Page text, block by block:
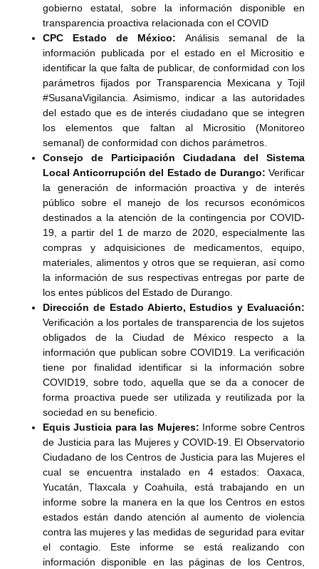
gobierno estatal, sobre la información disponible en
transparencia proactiva relacionada con el COVID
CPC Estado de México: Análisis semanal de la
información publicada por el estado en el Micrositio e
identificar la que falta de publicar, de conformidad con los
parámetros fijados por Transparencia Mexicana y Tojil
#SusanaVigilancia. Asimismo, indicar a las autoridades
del estado que es de interés ciudadano que se integren
los elementos que faltan al Micrositio (Monitoreo
semanal) de conformidad con dichos parámetros.
Consejo de Participación Ciudadana del Sistema
Local Anticorrupción del Estado de Durango: Verificar
la generación de información proactiva y de interés
público sobre el manejo de los recursos económicos
destinados a la atención de la contingencia por COVID-
19, a partir del 1 de marzo de 2020, especialmente las
compras y adquisiciones de medicamentos, equipo,
materiales, alimentos y otros que se requieran, así como
la información de sus respectivas entregas por parte de
los entes públicos del Estado de Durango.
Dirección de Estado Abierto, Estudios y Evaluación:
Verificación a los portales de transparencia de los sujetos
obligados de la Ciudad de México respecto a la
información que publican sobre COVID19. La verificación
tiene por finalidad identificar si la información sobre
COVID19, sobre todo, aquella que se da a conocer de
forma proactiva puede ser utilizada y reutilizada por la
sociedad en su beneficio.
Equis Justicia para las Mujeres: Informe sobre Centros
de Justicia para las Mujeres y COVID-19. El Observatorio
Ciudadano de los Centros de Justicia para las Mujeres el
cual se encuentra instalado en 4 estados: Oaxaca,
Yucatán, Tlaxcala y Coahuila, está trabajando en un
informe sobre la manera en la que los Centros en estos
estados están dando atención al aumento de violencia
contra las mujeres y las medidas de seguridad para evitar
el contagio. Este informe se está realizando con
información disponible en las páginas de los Centros,